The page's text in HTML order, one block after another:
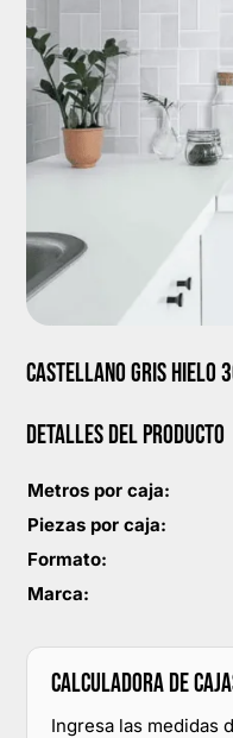
CASTELLANO GRIS HIELO
DETALLES DEL PRODUCTO
Metros por caja:
Piezas por caja:
Formato:
Marca:
CALCULADORA DE
Ingresa las medidas